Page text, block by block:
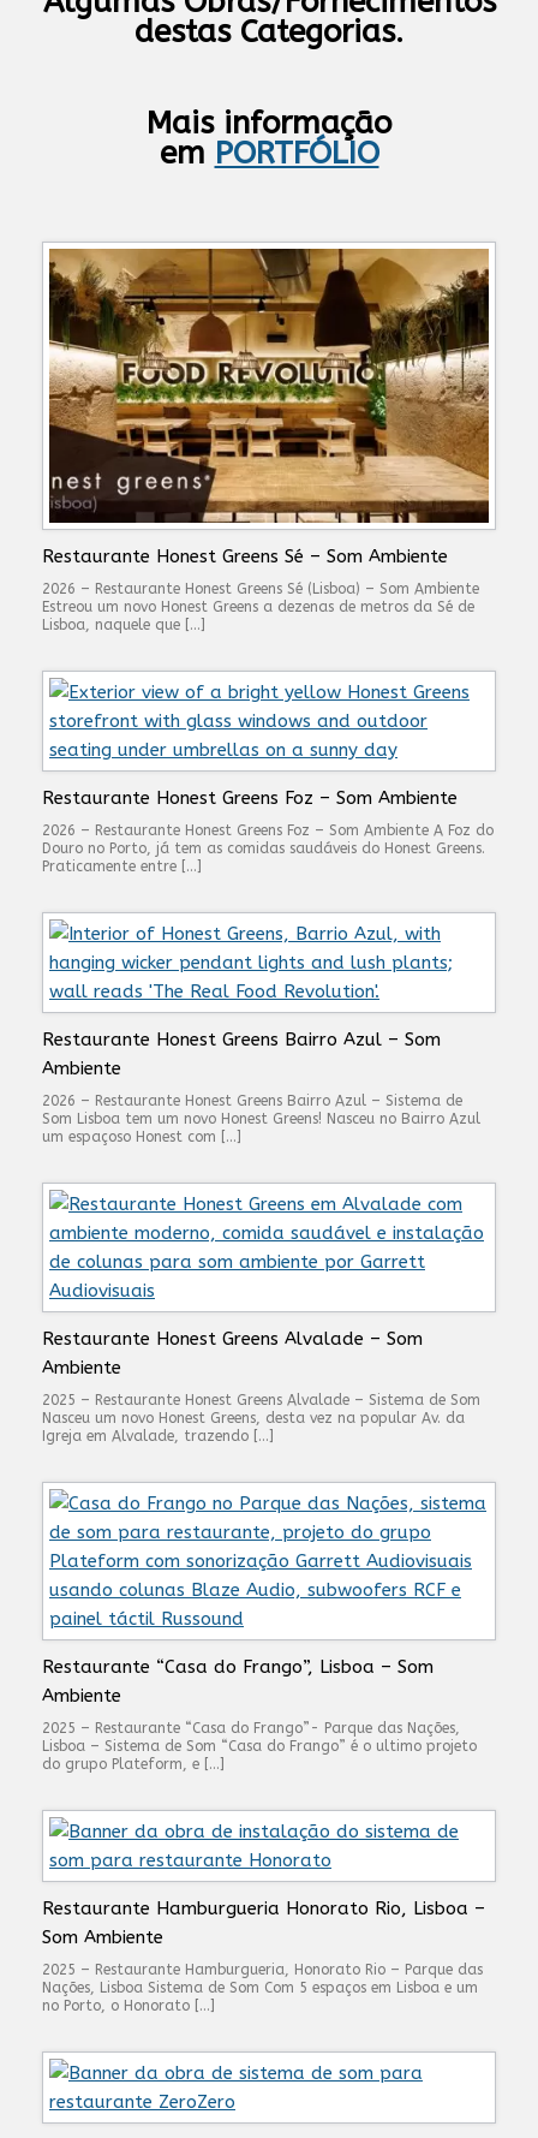
destas Categorias.
Mais informação
em PORTFÓLIO
Restaurante Honest Greens Sé – Som Ambiente
2026 – Restaurante Honest Greens Sé (Lisboa) – Som Ambiente
Estreou um novo Honest Greens a dezenas de metros da Sé de
Lisboa, naquele que […]
Restaurante Honest Greens Foz – Som Ambiente
2026 – Restaurante Honest Greens Foz – Som Ambiente A Foz do
Douro no Porto, já tem as comidas saudáveis do Honest Greens.
Praticamente entre […]
Restaurante Honest Greens Bairro Azul – Som
Ambiente
2026 – Restaurante Honest Greens Bairro Azul – Sistema de
Som Lisboa tem um novo Honest Greens! Nasceu no Bairro Azul
um espaçoso Honest com […]
Restaurante Honest Greens Alvalade – Som
Ambiente
2025 – Restaurante Honest Greens Alvalade – Sistema de Som
Nasceu um novo Honest Greens, desta vez na popular Av. da
Igreja em Alvalade, trazendo […]
Restaurante “Casa do Frango”, Lisboa – Som
Ambiente
2025 – Restaurante “Casa do Frango”- Parque das Nações,
Lisboa – Sistema de Som “Casa do Frango” é o ultimo projeto
do grupo Plateform, e […]
Restaurante Hamburgueria Honorato Rio, Lisboa –
Som Ambiente
2025 – Restaurante Hamburgueria, Honorato Rio – Parque das
Nações, Lisboa Sistema de Som Com 5 espaços em Lisboa e um
no Porto, o Honorato […]